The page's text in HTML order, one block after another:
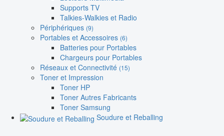
Supports TV
Talkies-Walkies et Radio
Périphériques (9)
Portables et Accessoires (6)
Batteries pour Portables
Chargeurs pour Portables
Réseaux et Connectivité (15)
Toner et Impression
Toner HP
Toner Autres Fabricants
Toner Samsung
Soudure et Reballing